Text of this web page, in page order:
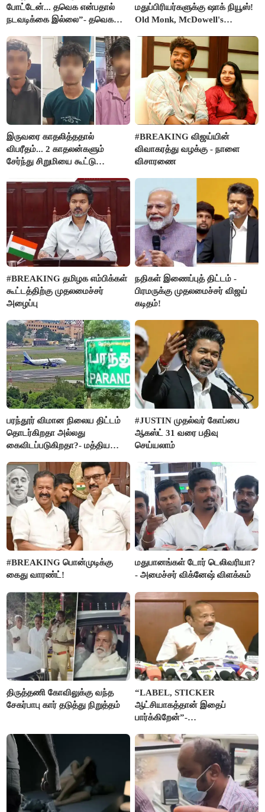
போட்டேன்... தவெக என்பதால்
நடவடிக்கை இல்லை”- தவெக
கதறல்
மதுப்பிரியர்களுக்கு ஷாக் நியூஸ்!
Old Monk, McDowell's
FSSAI தடை
இருவரை காதலித்ததால்
விபரீதம்... 2 காதலன்களும்
சேர்ந்து சிறுமியை கூட்டு
செய்த கொடூரம்
#BREAKING விஜய்யின்
விவாகரத்து வழக்கு - நாளை
விசாரணை
#BREAKING தமிழக எம்பிக்கள்
கூட்டத்திற்கு முதலமைச்சர்
அழைப்பு
நதிகள் இணைப்புத் திட்டம் -
பிரமருக்கு முதலமைச்சர் விஜய்
கடிதம்!
பரந்தூர் விமான நிலைய திட்டம்
தொடர்கிறதா அல்லது
கைவிடப்படுகிறதா?- மத்திய
#JUSTIN முதல்வர் கோப்பை
ஆகஸ்ட் 31 வரை பதிவு
செய்யலாம்
#BREAKING பொன்முடிக்கு
கைது வாரண்ட்!
மதுபானங்கள் டோர் டெலிவரியா?
- அமைச்சர் விக்னேஷ் விளக்கம்
திருத்தணி கோவிலுக்கு வந்த
சேகர்பாபு கார் தடுத்து நிறுத்தம்
“LABEL, STICKER
ஆட்சியாகத்தான் இதைப்
பார்க்கிறேன்”-